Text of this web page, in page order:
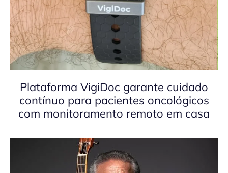
Plataforma VigiDoc garante cuidado
contínuo para pacientes oncológicos
com monitoramento remoto em casa